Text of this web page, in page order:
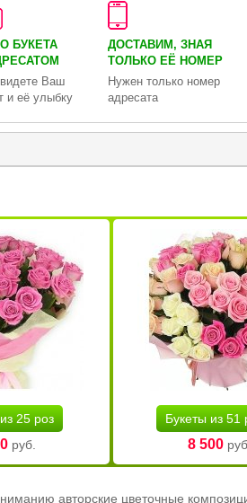
БУКЕТА
Ваш
и её улыбку
ДОСТАВИМ, ЗНАЯ
ТОЛЬКО ЕЁ НОМЕР
Нужен только номер
адресата
25 роз
руб.
Букеты из 51
8 500руб.
авторские цветочные